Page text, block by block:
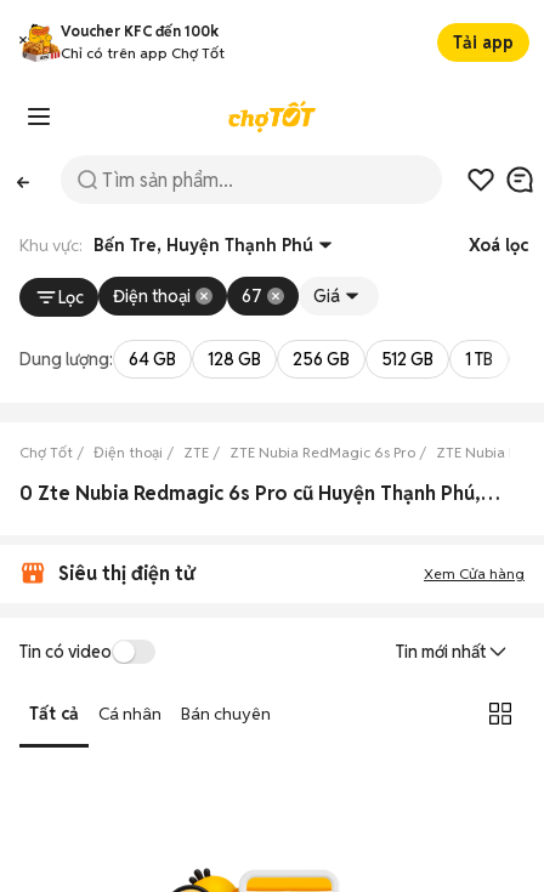
Voucher KFC đến 100k
Chỉ có trên app Chợ Tốt
Tải app
Khu vực: Bến Tre, Huyện Thạnh Phú Xoá lọc
Lọc Điện thoại 67 Giá
Dung lượng: 64 GB 128 GB 256 GB 512 GB 1 TB
Chợ Tốt Điện thoại ZTE ZTE Nubia RedMagic 6s Pro ZTE Nubia
0 Zte Nubia Redmagic 6s Pro cũ Huyện Thạnh Phú, Bến Tre đẹp
Siêu thị điện tử Xem Cửa hàng
Tin có video Tin mới nhất
Tất cả Cá nhân Bán chuyên